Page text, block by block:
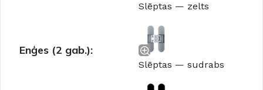
Enģes (2 gab.):
Slēptas — zelts
Slēptas — sudrabs